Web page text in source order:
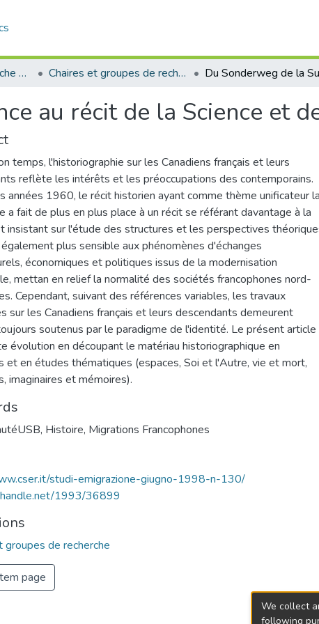
Publications de recherche et autres travaux des professeurs et chercheurs Chaires et groupes de recherche
au récit de la Science et
temps, l'historiographie sur les Canadiens français et leurs
reflète les intérêts et les préoccupations des contemporains.
années 1960, le récit historien ayant comme thème unificateur la
a fait de plus en plus place à un récit se référant davantage à la
insistant sur l'étude des structures et les perspectives
plus sensible aux phénomènes d'échanges
économiques et politiques issus de la modernisation
mettan en relief la normalité des sociétés francophones nord-
Cependant, suivant des références variables, les travaux
sur les Canadiens français et leurs descendants demeurent
soutenus par le paradigme de l'identité. Le présent article
évolution en découpant le matériau historiographique en
et en études thématiques (espaces, Soi et l'Autre, vie et mort,
imaginaires et mémoires).
, Histoire, Migrations Francophones
studi-emigrazione-giugno-1998-n-130/
1993/36899
groupes de recherche
page
We collect
following